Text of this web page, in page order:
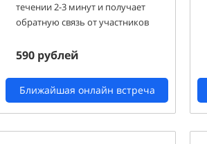
течении 2-3 минут и получает
обратную связь от участников
590 рублей
Ближайшая онлайн встреча